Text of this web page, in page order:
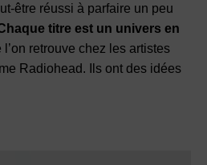
être réussi à parfaire un peu
titre est un univers en
l’on retrouve chez les artistes
Radiohead. Ils ont des idées